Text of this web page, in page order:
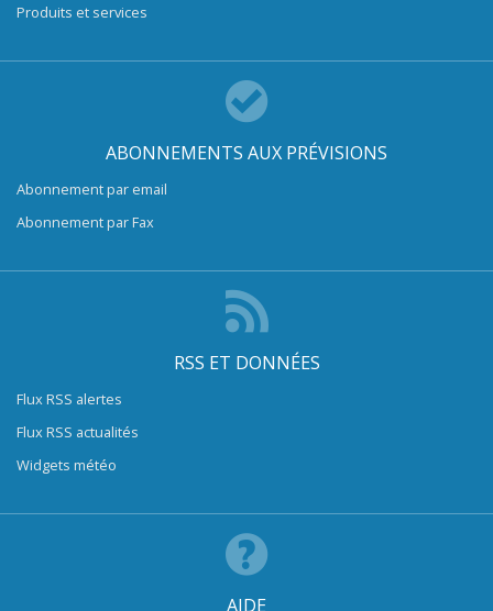
Produits et services
ABONNEMENTS AUX PRÉVISIONS
Abonnement par email
Abonnement par Fax
RSS ET DONNÉES
Flux RSS alertes
Flux RSS actualités
Widgets météo
AIDE